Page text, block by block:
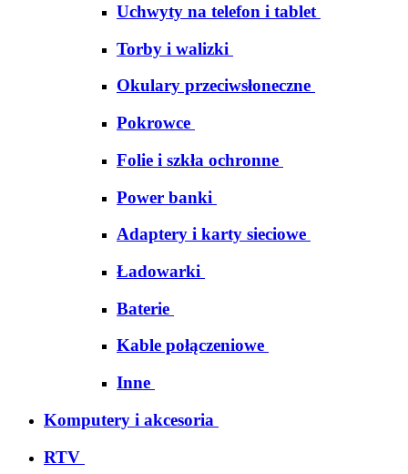
Uchwyty na telefon i tablet
Torby i walizki
Okulary przeciwsłoneczne
Pokrowce
Folie i szkła ochronne
Power banki
Adaptery i karty sieciowe
Ładowarki
Baterie
Kable połączeniowe
Inne
Komputery i akcesoria
RTV